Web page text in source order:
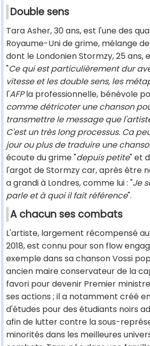
Double sens
Tara Asher, 30 ans, est l'une des
Royaume-Uni de grime, mélange
dont le Londonien Stormzy, 25 ans,
"Ce qui est particulièrement dur
vitesse et les double sens, les
l'AFPla professionnelle, bénévole
comme détricoter une chanson
transmettre le message que
C'est un très long processus. Ca
jour ou plus de traduire une
écoute du grime "depuis petite" et
l'argot de Stormzy car, après être
a grandi à Londres, comme lui : "Je
parle et à quoi il fait référence".
A chacun ses combats
L'artiste, largement récompensé
2018, est connu pour son flow
exemple dans sa chanson Vossi
ancien maire conservateur de la
favori pour devenir Premier
ses actions ; il a notamment créé
d'études pour des étudiants noirs
afin de lutter contre la sous-
minorités dans les meilleures